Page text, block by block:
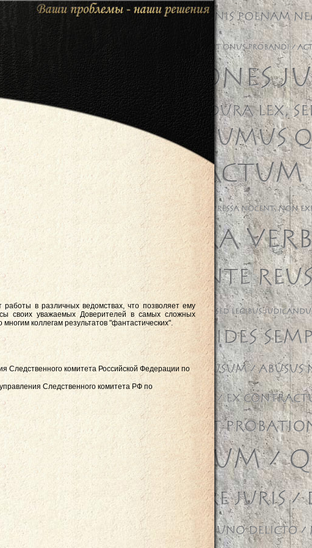
в различных ведомствах, что позволяет ему
своих уважаемых Доверителей в самых сложных
коллегам результатов "фантастических".
Следственного комитета Российской Федерации по
Следственного комитета РФ по